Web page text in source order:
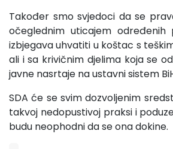
Također smo svjedoci da se
očeglednim uticajem određenih
izbjegava uhvatiti u koštac s
ali i sa krivičnim djelima koja se
javne nasrtaje na ustavni sistem
SDA će se svim dozvoljenim
takvoj nedopustivoj praksi i
budu neophodni da se ona dokine.